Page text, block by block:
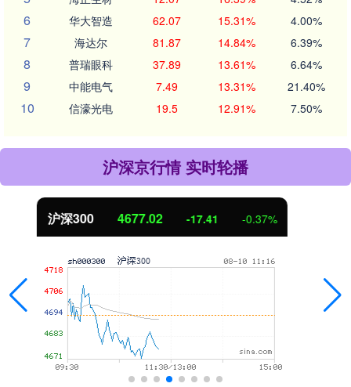
6 华大智造 62.07 15.31% 4.00%
7 海达尔 81.87 14.84% 6.39%
8 普瑞眼科 37.89 13.61% 6.64%
9 中能电气 7.49 13.31% 21.40%
10 信濠光电 19.5 12.91% 7.50%
沪深京行情 实时轮播
北证50 1125.46 -8.79 -0.78%